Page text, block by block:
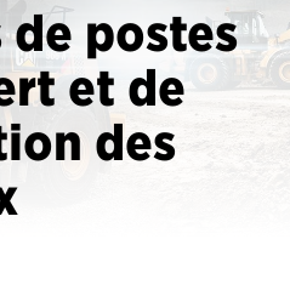
postes
et de
des